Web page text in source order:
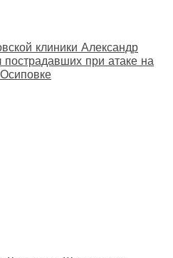
клиники Александр
при атаке на